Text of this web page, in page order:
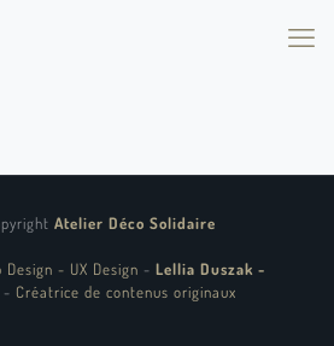
Atelier Déco Solidaire
Design - UX Design - Lellia Duszak -
- Créatrice de contenus originaux